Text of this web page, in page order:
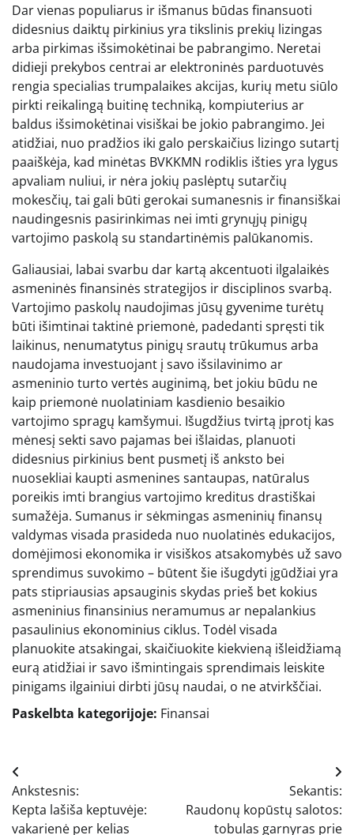
Dar vienas populiarus ir išmanus būdas finansuoti
didesnius daiktų pirkinius yra tikslinis prekių lizingas
arba pirkimas išsimokėtinai be pabrangimo. Neretai
didieji prekybos centrai ar elektroninės parduotuvės
rengia specialias trumpalaikes akcijas, kurių metu siūlo
pirkti reikalingą buitinę techniką, kompiuterius ar
baldus išsimokėtinai visiškai be jokio pabrangimo. Jei
atidžiai, nuo pradžios iki galo perskaičius lizingo sutartį
paaiškėja, kad minėtas BVKKMN rodiklis išties yra lygus
apvaliam nuliui, ir nėra jokių paslėptų sutarčių
mokesčių, tai gali būti gerokai sumanesnis ir finansiškai
naudingesnis pasirinkimas nei imti grynųjų pinigų
vartojimo paskolą su standartinėmis palūkanomis.
Galiausiai, labai svarbu dar kartą akcentuoti ilgalaikės
asmeninės finansinės strategijos ir disciplinos svarbą.
Vartojimo paskolų naudojimas jūsų gyvenime turėtų
būti išimtinai taktinė priemonė, padedanti spręsti tik
laikinus, nenumatytus pinigų srautų trūkumus arba
naudojama investuojant į savo išsilavinimo ar
asmeninio turto vertės auginimą, bet jokiu būdu ne
kaip priemonė nuolatiniam kasdienio besaikio
vartojimo spragų kamšymui. Išugdžius tvirtą įprotį kas
mėnesį sekti savo pajamas bei išlaidas, planuoti
didesnius pirkinius bent pusmetį iš anksto bei
nuosekliai kaupti asmenines santaupas, natūralus
poreikis imti brangius vartojimo kreditus drastiškai
sumažėja. Sumanus ir sėkmingas asmeninių finansų
valdymas visada prasideda nuo nuolatinės edukacijos,
domėjimosi ekonomika ir visiškos atsakomybės už savo
sprendimus suvokimo – būtent šie išugdyti įgūdžiai yra
pats stipriausias apsauginis skydas prieš bet kokius
asmeninius finansinius neramumus ar nepalankius
pasaulinius ekonominius ciklus. Todėl visada
planuokite atsakingai, skaičiuokite kiekvieną išleidžiamą
eurą atidžiai ir savo išmintingais sprendimais leiskite
pinigams ilgainiui dirbti jūsų naudai, o ne atvirkščiai.
Paskelbta kategorijoje: Finansai
Navigacija
tarp
Ankstesnis:
Kepta lašiša keptuvėje:
vakarienė per kelias
Sekantis:
Raudonų kopūstų salotos:
tobulas garnyras prie